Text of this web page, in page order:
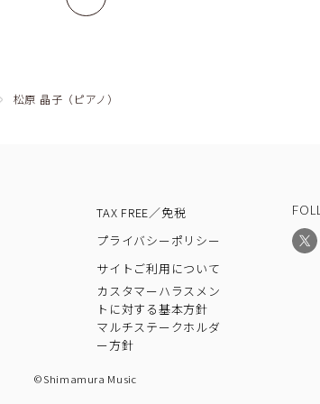
松原 晶子（ピアノ）
TAX FREE／免税
プライバシーポリシー
サイトご利用について
カスタマーハラスメン
トに対する基本方針
マルチステークホルダ
ー方針
©Shimamura Music